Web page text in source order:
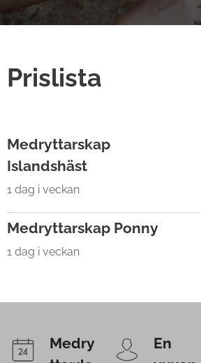
Prislista
Medryttarskap
Islandshäst
1 dag i veckan
Medryttarskap Ponny
1 dag i veckan
Medry
En